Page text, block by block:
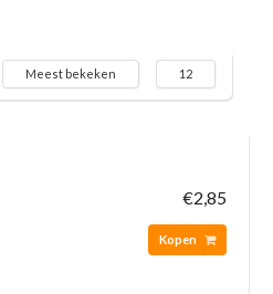
Meest bekeken 12
€2,85
Kopen